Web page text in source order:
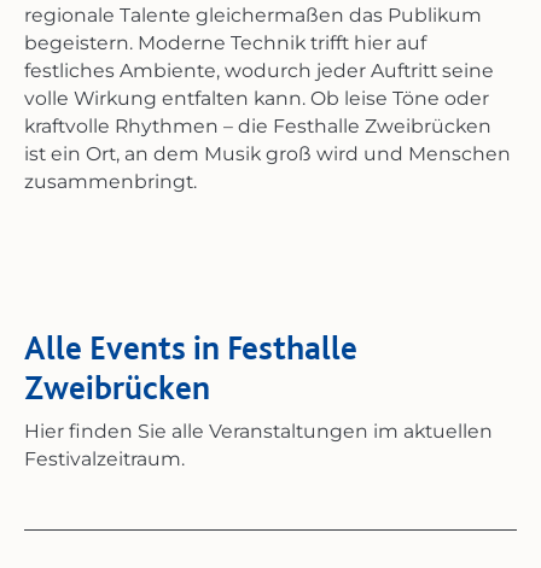
regionale Talente gleichermaßen das Publikum
begeistern. Moderne Technik trifft hier auf
festliches Ambiente, wodurch jeder Auftritt seine
volle Wirkung entfalten kann. Ob leise Töne oder
kraftvolle Rhythmen – die Festhalle Zweibrücken
ist ein Ort, an dem Musik groß wird und Menschen
zusammenbringt.
Alle Events in Festhalle
Zweibrücken
Hier finden Sie alle Veranstaltungen im aktuellen
Festivalzeitraum.